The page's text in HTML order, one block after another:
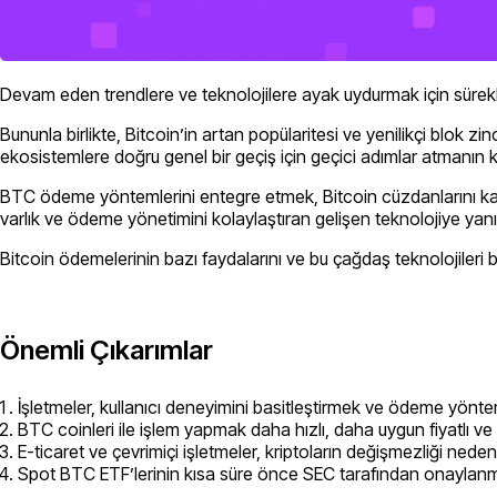
Devam eden trendlere ve teknolojilere ayak uydurmak için
Bununla birlikte, Bitcoin’in artan popülaritesi ve yenilikçi blok
ekosistemlere doğru genel bir geçiş için geçici adımlar atmanın
BTC ödeme yöntemlerini entegre etmek, Bitcoin cüzdanlarını
varlık ve ödeme yönetimini kolaylaştıran gelişen teknolojiye
Bitcoin ödemelerinin bazı faydalarını ve bu çağdaş
Önemli Çıkarımlar
İşletmeler, kullanıcı deneyimini basitleştirmek ve ödeme
BTC coinleri ile işlem yapmak daha hızlı, daha uygun fiyatlı
E-ticaret ve çevrimiçi işletmeler, kriptoların değişmezliği
Spot BTC ETF’lerinin kısa süre önce SEC tarafından